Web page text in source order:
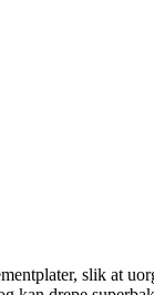
slik at